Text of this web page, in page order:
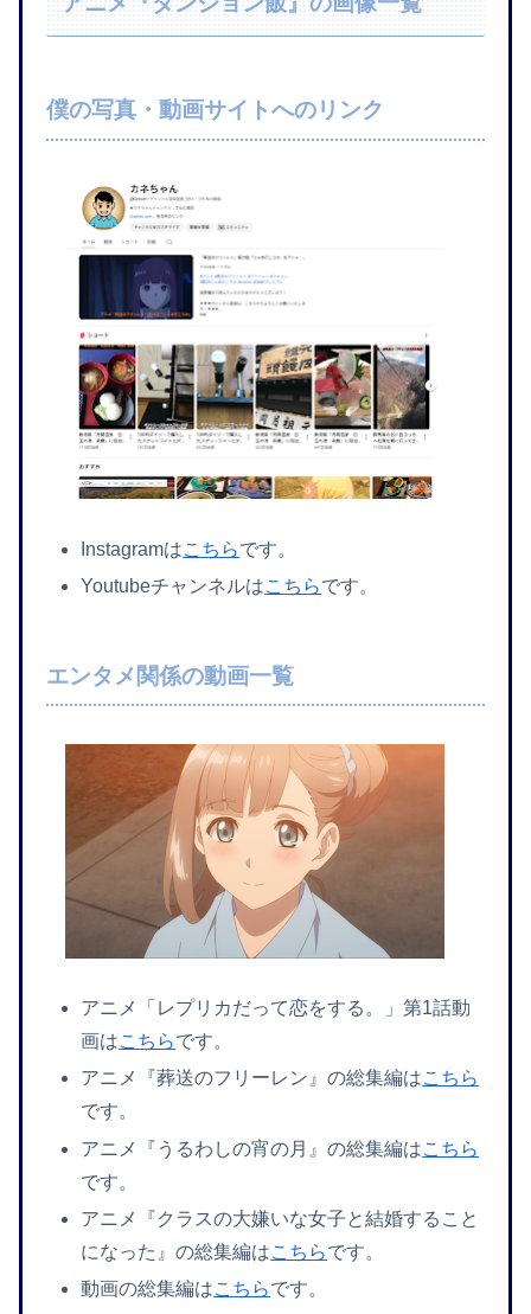
僕の写真・動画サイトへのリンク
Instagramはこちらです。
Youtubeチャンネルはこちらです。
エンタメ関係の動画一覧
アニメ「レプリカだって恋をする。」第1話動
画はこちらです。
アニメ『葬送のフリーレン』の総集編はこちら
です。
アニメ『うるわしの宵の月』の総集編はこちら
です。
アニメ『クラスの大嫌いな女子と結婚すること
になった』の総集編はこちらです。
動画の総集編はこちらです。